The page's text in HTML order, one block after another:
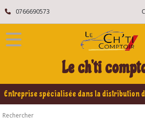
0766690573
Le ch'ti
Fermer
FILTRES
Peugeot
309
Elements